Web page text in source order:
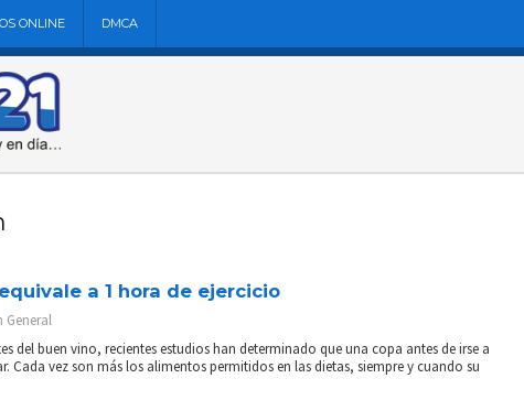
ONLINE DMCA
a 1 hora de ejercicio
General
del buen vino, recientes estudios han determinado que una copa antes de irse a
Cada vez son más los alimentos permitidos en las dietas, siempre y cuando su